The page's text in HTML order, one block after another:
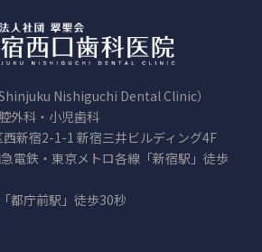
Nishiguchi Dental Clinic）
外科・小児歯科
新宿2-1-1 新宿三井ビルディング4F
電鉄・東京メトロ各線「新宿駅」徒歩
都庁前駅」徒歩30秒